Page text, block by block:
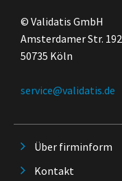
© Validatis GmbH
Amsterdamer Str. 192
50735 Köln
service@validatis.de
Über firminform
Kontakt